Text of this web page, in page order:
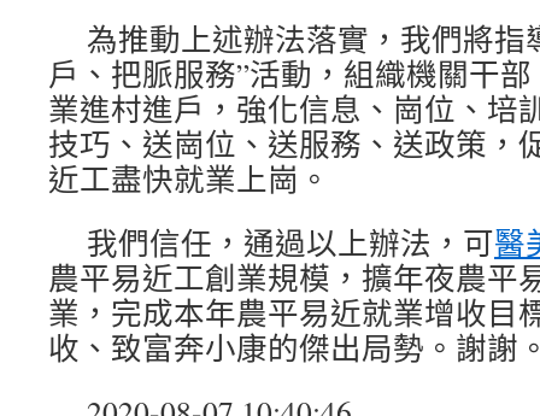
為推動上述辦法落實，我們將指
戶、把脈服務”活動，組織機關干
業進村進戶，強化信息、崗位、培
技巧、送崗位、送服務、送政策，
近工盡快就業上崗。
我們信任，通過以上辦法，可醫
農平易近工創業規模，擴年夜農平
業，完成本年農平易近就業增收目
收、致富奔小康的傑出局勢。謝謝